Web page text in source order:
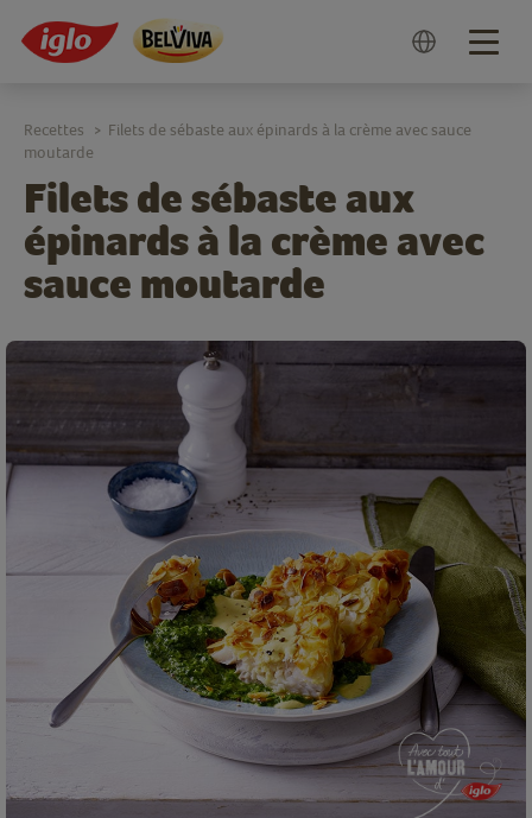
Filets de sébaste aux
épinards à la crème avec
sauce moutarde
Recettes > Filets de sébaste aux épinards à la crème avec sauce
moutarde